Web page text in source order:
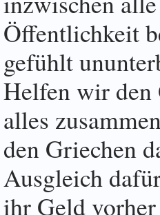
Öffentlichkeit
gefühlt
Helfen wir
alles
den Griechen
Ausgleich
ihr Geld vorher